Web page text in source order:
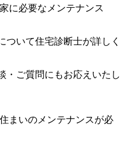
に必要なメンテナンス
ついて住宅診断士が詳しく
・ご質問にもお応えいたし
まいのメンテナンスが必